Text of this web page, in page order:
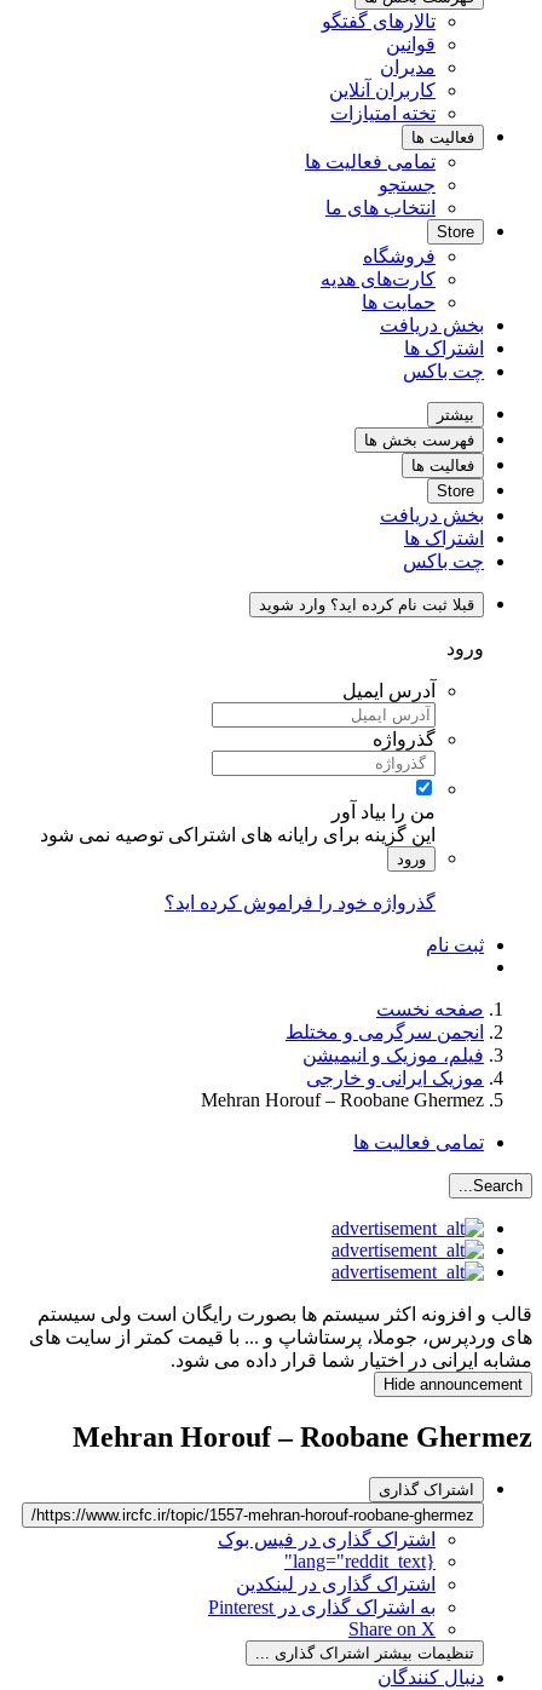
تالارهای گفتگو
قوانین
مدیران
کاربران آنلاین
تخته امتیازات
فعالیت ها
تمامی فعالیت ها
جستجو
انتخاب های ما
Store
فروشگاه
کارت‌های هدیه
حمایت ها
بخش دریافت
اشتراک ها
چت باکس
بیشتر
فهرست بخش ها
فعالیت ها
Store
بخش دریافت
اشتراک ها
چت باکس
قبلا ثبت نام کرده اید؟ وارد شوید
ورود
آدرس ایمیل
گذرواژه
من را بیاد آور
این گزینه برای رایانه های اشتراکی توصیه نمی شود
ورود
گذرواژه خود را فراموش کرده اید؟
ثبت نام
صفحه نخست
انجمن سرگرمی و مختلط
فیلم، موزیک و انیمیشن
موزیک ایرانی و خارجی
Mehran Horouf – Roobane Ghermez
تمامی فعالیت ها
Search...
قالب و افزونه اکثر سیستم ها بصورت رایگان است ولی سیستم
های وردپرس، جوملا، پرستاشاپ و ... با قیمت کمتر از سایت های
مشابه ایرانی در اختیار شما قرار داده می شود.
Hide announcement
Mehran Horouf – Roobane Ghermez
اشتراک گذاری
https://www.ircfc.ir/topic/1557-mehran-horouf-roobane-ghermez/
اشتراک گذاری در فیس بوک
{lang="reddit_text"
اشتراک گذاری در لینکدین
به اشتراک گذاری در Pinterest
Share on X
تنظیمات بیشتر اشتراک گذاری ...
دنبال کنندگان